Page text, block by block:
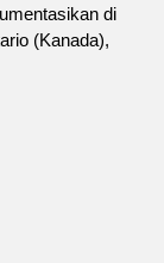
di
(Kanada),